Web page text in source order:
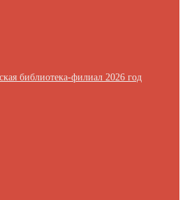
библиотека-филиал 2026 год